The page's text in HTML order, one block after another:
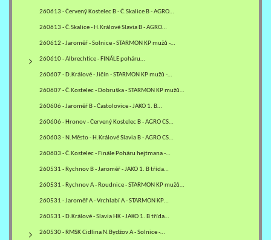
260613 - Červený Kostelec B - Č.Skalice B - AGRO…
260613 - Č.Skalice - H.Králové Slavia B - AGRO…
260612 - Jaroměř - Solnice - STARMON KP mužů -…
260610 - Albrechtice - FINÁLE poháru…
260607 - D.Králové - Jičín - STARMON KP mužů -…
260607 - Č.Kostelec - Dobruška - STARMON KP mužů…
260606 - Jaroměř B - Častolovice - JAKO 1. B…
260606 - Hronov - Červený Kostelec B - AGRO CS…
260603 - N.Město - H.Králové Slavia B - AGRO CS…
260603 - Č.Kostelec - Finále Poháru hejtmana -…
260531 - Rychnov B - Jaroměř - JAKO 1. B třída…
260531 - Rychnov A - Roudnice - STARMON KP mužů…
260531 - Jaroměř A - Vrchlabí A - STARMON KP…
260531 - D.Králové - Slavia HK - JAKO 1. B třída…
260530 - RMSK Cidlina N.Bydžov A - Solnice -…